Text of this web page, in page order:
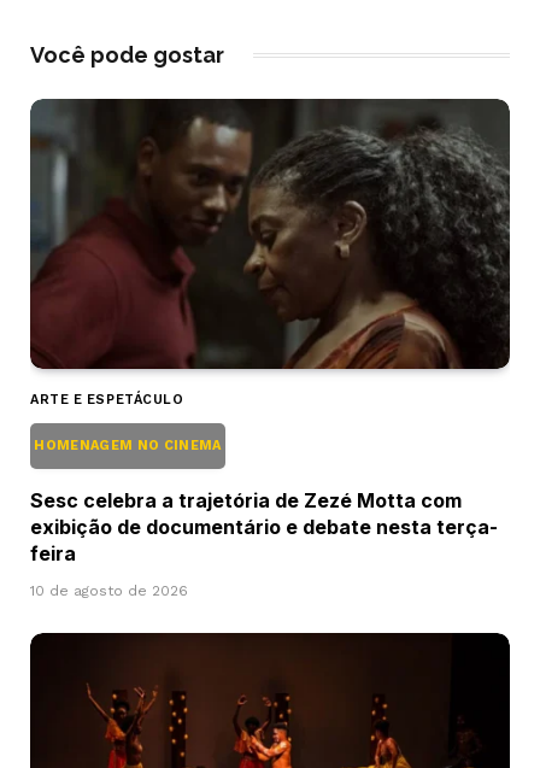
Você pode gostar
ARTE E ESPETÁCULO
HOMENAGEM NO CINEMA
Sesc celebra a trajetória de Zezé Motta com
exibição de documentário e debate nesta terça-
feira
10 de agosto de 2026